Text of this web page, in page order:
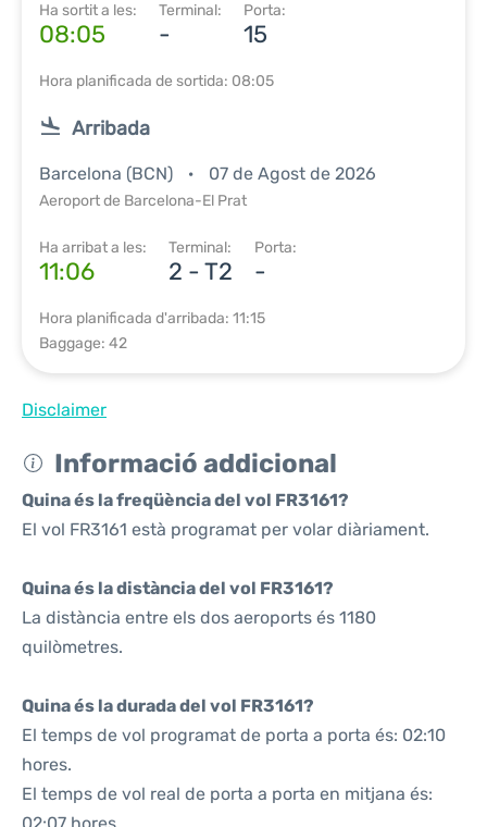
Ha sortit a les:
08:05
Terminal:
-
Porta:
15
Hora planificada de sortida: 08:05
Arribada
Barcelona (BCN) 07 de Agost de 2026
Aeroport de Barcelona-El Prat
Ha arribat a les:
11:06
Terminal:
2 - T2
Porta:
-
Hora planificada d'arribada: 11:15
Baggage: 42
Disclaimer
Informació addicional
Quina és la freqüència del vol FR3161?
El vol FR3161 està programat per volar diàriament.
Quina és la distància del vol FR3161?
La distància entre els dos aeroports és 1180
quilòmetres.
Quina és la durada del vol FR3161?
El temps de vol programat de porta a porta és: 02:10
hores.
El temps de vol real de porta a porta en mitjana és: